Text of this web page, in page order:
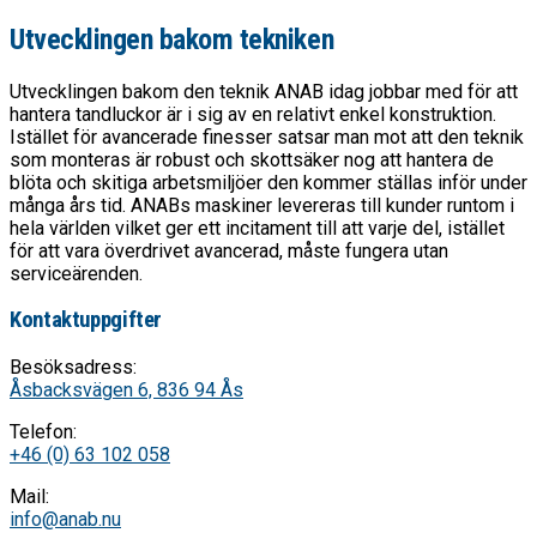
Utvecklingen bakom tekniken
Utvecklingen bakom den teknik ANAB idag jobbar med för att
hantera tandluckor är i sig av en relativt enkel konstruktion.
Istället för avancerade finesser satsar man mot att den teknik
som monteras är robust och skottsäker nog att hantera de
blöta och skitiga arbetsmiljöer den kommer ställas inför under
många års tid. ANABs maskiner levereras till kunder runtom i
hela världen vilket ger ett incitament till att varje del, istället
för att vara överdrivet avancerad, måste fungera utan
serviceärenden.
Kontaktuppgifter
Besöksadress:
Åsbacksvägen 6, 836 94 Ås
Telefon:
+46 (0) 63 102 058
Mail:
info@anab.nu